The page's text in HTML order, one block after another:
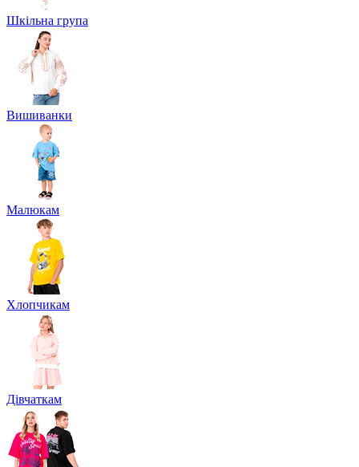
Шкільна група
Вишиванки
Малюкам
Хлопчикам
Дівчаткам